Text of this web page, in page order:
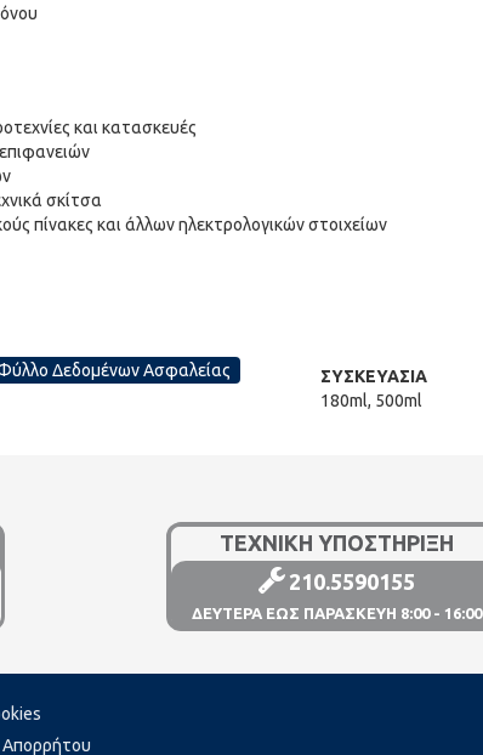
και κατασκευές
σκίτσα
πίνακες και άλλων ηλεκτρολογικών στοιχείων
Δεδομένων Ασφαλείας
ΣΥΣΚΕΥΑΣΙΑ
180ml, 500ml
ΤΕΧΝΙΚΗ ΥΠΟΣΤΗΡΙΞΗ
210.5590155
ΔΕΥΤΕΡΑ ΕΩΣ ΠΑΡΑΣΚΕΥΗ 8:00 - 16:00
Απορρήτου